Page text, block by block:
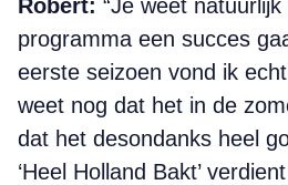
Robèrt: “Je weet
programma een succes
eerste seizoen vond ik
weet nog dat het in de
dat het desondanks heel
‘Heel Holland Bakt’